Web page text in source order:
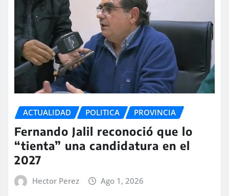
ACTUALIDAD POLITICA PROVINCIA
Fernando Jalil reconoció que lo
“tienta” una candidatura en el
2027
Hector Perez Ago 1, 2026